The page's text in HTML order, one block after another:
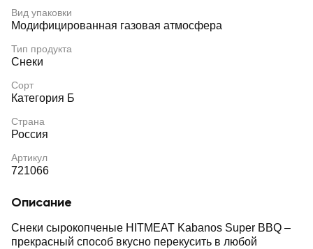
Вид упаковки
Модифицированная газовая атмосфера
Тип продукта
Снеки
Сорт
Категория Б
Страна
Россия
Артикул
721066
Описание
Снеки сырокопченые HITMEAT Kabanos Super BBQ –
прекрасный способ вкусно перекусить в любой